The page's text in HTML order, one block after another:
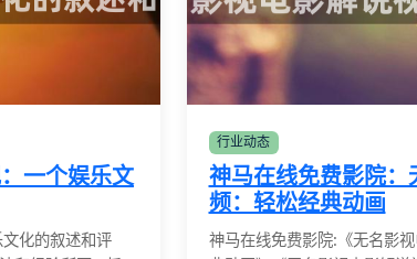
一个娱乐文
化的叙述和评
行业动态
神马在线免费影院
频：轻松经典动画
神马在线免费影院:《无名影